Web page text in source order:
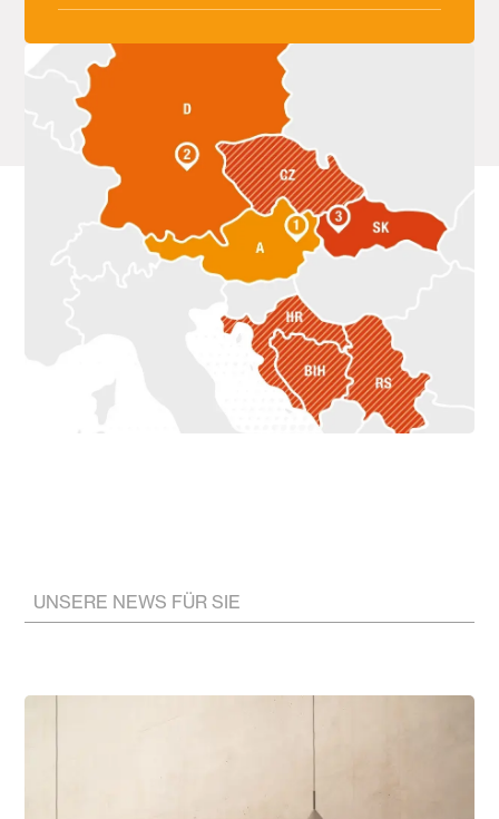
UNSERE NEWS FÜR SIE